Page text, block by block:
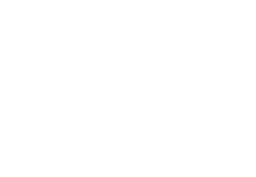
la 2026/27
el Bayer Leverkusen